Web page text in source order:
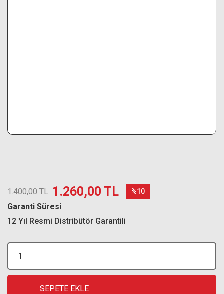
1.400,00 TL 1.260,00 TL %10
Garanti Süresi
12 Yıl Resmi Distribütör Garantili
SEPETE EKLE